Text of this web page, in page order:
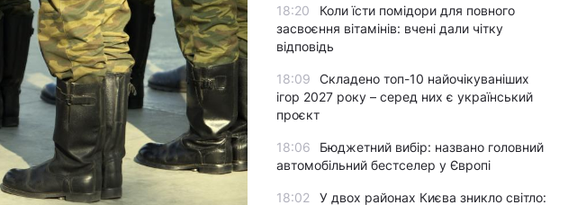
18:20
Коли їсти помідори для повного
засвоєння вітамінів: вчені дали чітку
відповідь
18:09
Складено топ-10 найочікуваніших
ігор 2027 року – серед них є український
проєкт
18:06
Бюджетний вибір: названо головний
автомобільний бестселер у Європі
18:02 У двох районах Києва зникло світло: